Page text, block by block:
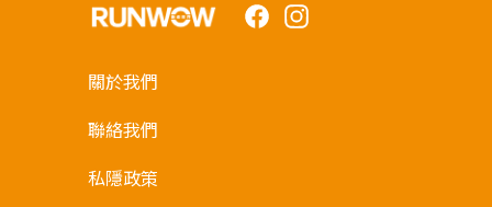
FacebookInstagram
關於我們
聯絡我們
私隱政策